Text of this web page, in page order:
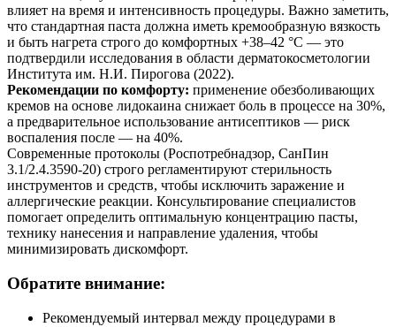
влияет на время и интенсивность процедуры. Важно заметить,
что стандартная паста должна иметь кремообразную вязкость
и быть нагрета строго до комфортных +38–42 °C — это
подтвердили исследования в области дерматокосметологии
Института им. Н.И. Пирогова (2022).
Рекомендации по комфорту: применение обезболивающих
кремов на основе лидокаина снижает боль в процессе на 30%,
а предварительное использование антисептиков — риск
воспаления после — на 40%.
Современные протоколы (Роспотребнадзор, СанПин
3.1/2.4.3590-20) строго регламентируют стерильность
инструментов и средств, чтобы исключить заражение и
аллергические реакции. Консультирование специалистов
помогает определить оптимальную концентрацию пасты,
технику нанесения и направление удаления, чтобы
минимизировать дискомфорт.
Обратите внимание:
Рекомендуемый интервал между процедурами в